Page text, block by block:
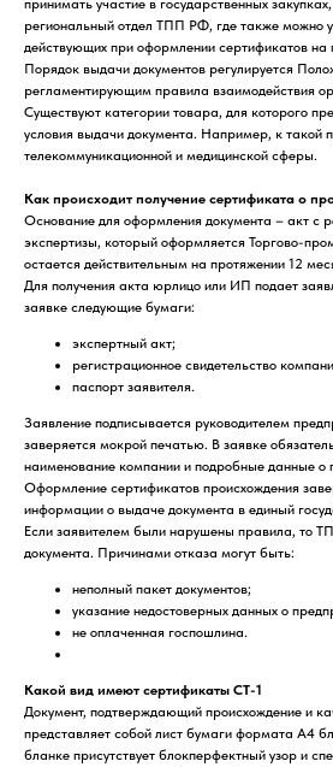
принимать участие в государственных
региональный отдел ТПП РФ, где также можно
действующих при оформлении сертификатов на
Порядок выдачи документов регулируется
регламентирующим правила взаимодействия
Существуют категории товара, для которого
условия выдачи документа. Например, к такой
телекоммуникационной и медицинской сферы.
Как происходит получение сертификата о
Основание для оформления документа – акт с
экспертизы, который оформляется Торгово-
остается действительным на протяжении 12
Для получения акта юрлицо или ИП подает
заявке следующие бумаги:
экспертный акт;
регистрационное свидетельство
паспорт заявителя.
Заявление подписывается руководителем
заверяется мокрой печатью. В заявке
наименование компании и подробные данные о
Оформление сертификатов происхождения
информации о выдаче документа в единый
Если заявителем были нарушены правила, то
документа. Причинами отказа могут быть:
неполный пакет документов;
указание недостоверных данных о
не оплаченная госпошлина.
Какой вид имеют сертификаты СТ-1
Документ, подтверждающий происхождение и
представляет собой лист бумаги формата А4
бланке присутствует блокперфектный узор и